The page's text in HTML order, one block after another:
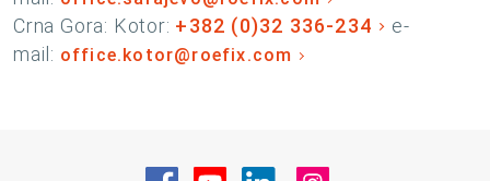
Crna Gora: Kotor: +382 (0)32 336-234
e-
mail: office.kotor@roefix.com